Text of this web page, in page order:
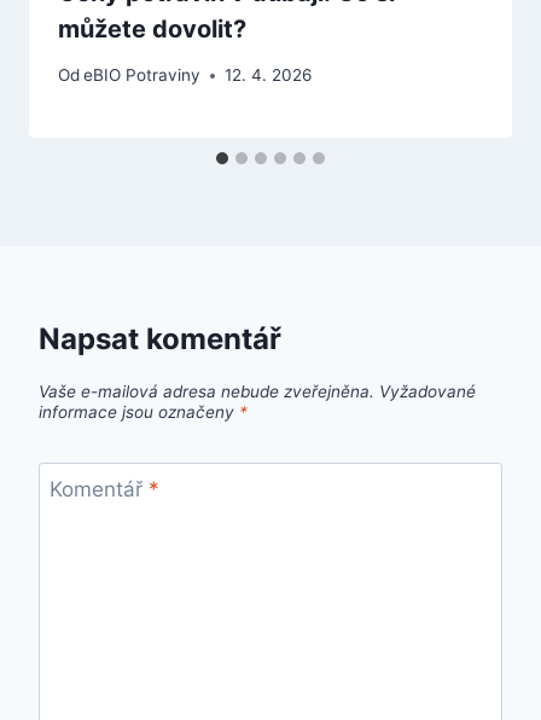
můžete dovolit?
OdeBIO Potraviny 12. 4. 2026
Napsat komentář
Vaše e-mailová adresa nebude zveřejněna. Vyžadované
informace jsou označeny *
Komentář *